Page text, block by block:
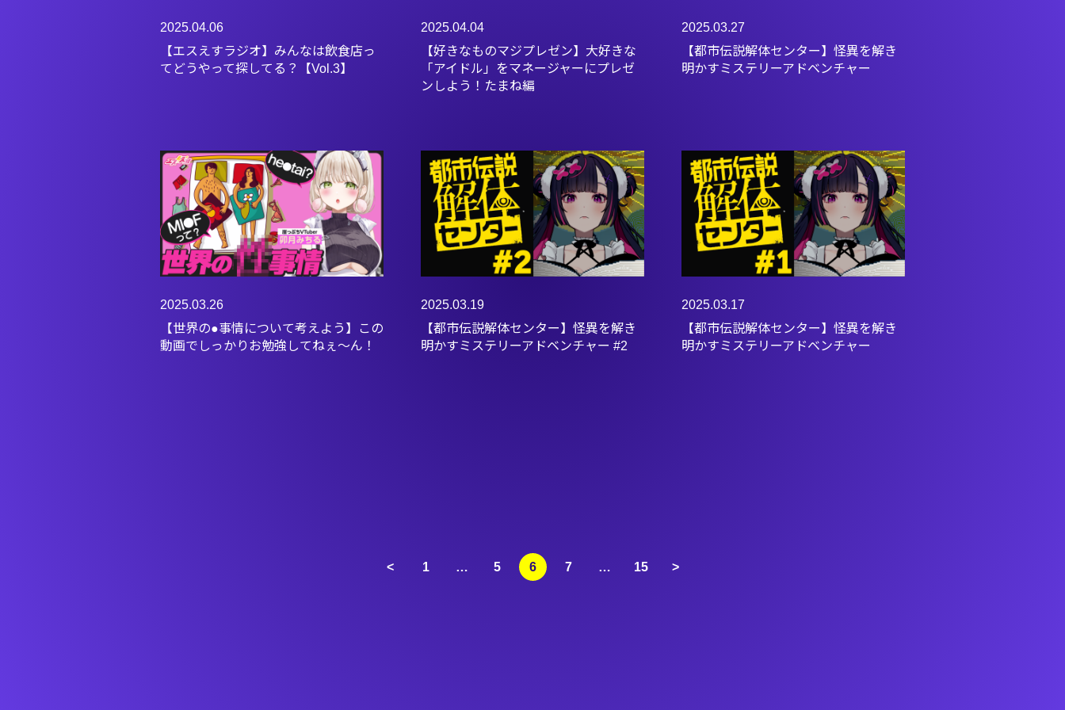
2025.04.06
【エスえすラジオ】みんなは飲食店っ
てどうやって探してる？【Vol.3】
2025.04.04
【好きなものマジプレゼン】大好きな
「アイドル」をマネージャーにプレゼ
ンしよう！たまね編
2025.03.27
【都市伝説解体センター】怪異を解き
明かすミステリーアドベンチャー
2025.03.26
【世界の●事情について考えよう】この
動画でしっかりお勉強してねぇ～ん！
2025.03.19
【都市伝説解体センター】怪異を解き
明かすミステリーアドベンチャー #2
2025.03.17
【都市伝説解体センター】怪異を解き
明かすミステリーアドベンチャー
< 1 … 5 6 7 … 15 >